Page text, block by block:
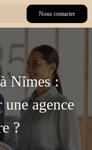
Nous contacter
Nîmes :
agence
?